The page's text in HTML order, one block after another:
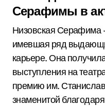
Серафимы в
Низовская Серафима
имевшая ряд
карьере. Она
выступления на
премию им.
знаменитой